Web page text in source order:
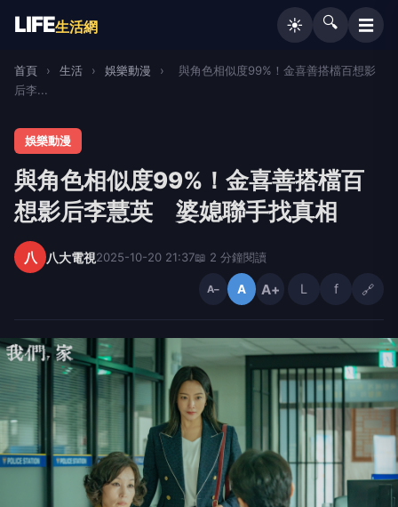
LIFE生活網 ☀️ 🔍 ☰
首頁 › 生活 › 娛樂動漫 ›
與角色相似度99%！金喜善搭檔百想影
后李...
娛樂動漫
與角色相似度99%！金喜善搭檔百
想影后李慧英 婆媳聯手找真相
八 八大電視2025-10-20 21:37📖 2 分鐘閱讀
A− A A+ L f 🔗